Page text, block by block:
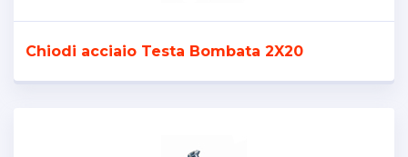
Chiodi acciaio Testa Bombata 2X20